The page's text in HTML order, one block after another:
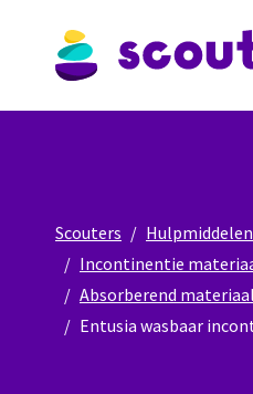
Scouters Hulpmiddelen
Incontinentie
Absorberend materiaal
Entusia wasbaar